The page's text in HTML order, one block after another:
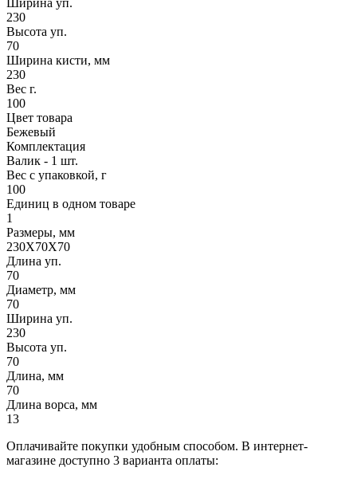
230
Высота уп.
70
Ширина кисти, мм
230
Вес г.
100
Цвет товара
Бежевый
Комплектация
Валик - 1 шт.
Вес с упаковкой, г
100
Единиц в одном товаре
1
Размеры, мм
230X70X70
Длина уп.
70
Диаметр, мм
70
Ширина уп.
230
Высота уп.
70
Длина, мм
70
Длина ворса, мм
13
Оплачивайте покупки удобным способом. В интернет-
магазине доступно 3 варианта оплаты: